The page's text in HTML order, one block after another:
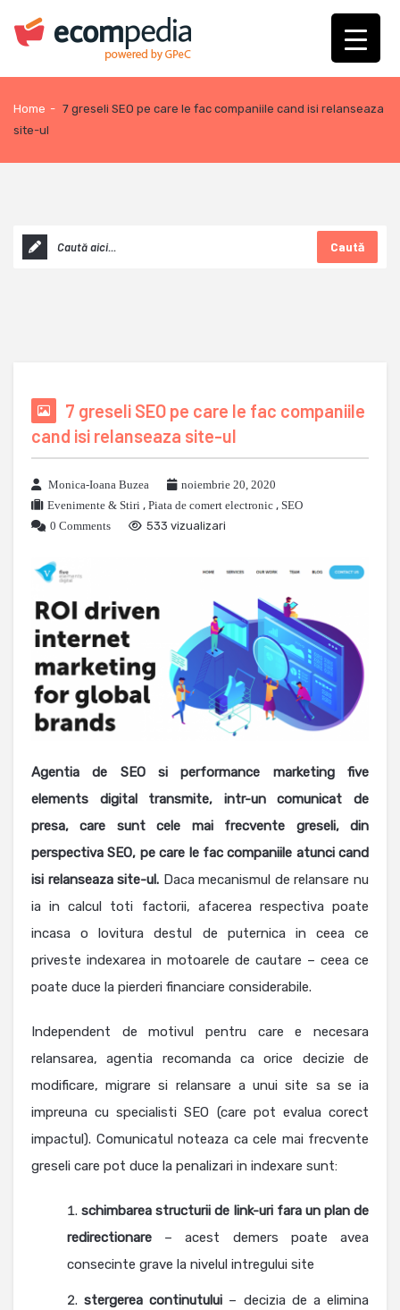
Home - 7 greseli SEO pe care le fac companiile cand isi relanseaza
site-ul
Caută
7 greseli SEO pe care le fac companiile
cand isi relanseaza site-ul
Monica-Ioana Buzea
noiembrie 20, 2020
Evenimente & Stiri , Piata de comert electronic , SEO
0 Comments
533 vizualizari
Agentia de SEO si performance marketing five
elements digital transmite, intr-un comunicat de
presa, care sunt cele mai frecvente greseli, din
perspectiva SEO, pe care le fac companiile atunci cand
isi relanseaza site-ul. Daca mecanismul de relansare nu
ia in calcul toti factorii, afacerea respectiva poate
incasa o lovitura destul de puternica in ceea ce
priveste indexarea in motoarele de cautare – ceea ce
poate duce la pierderi financiare considerabile.
Independent de motivul pentru care e necesara
relansarea, agentia recomanda ca orice decizie de
modificare, migrare si relansare a unui site sa se ia
impreuna cu specialisti SEO (care pot evalua corect
impactul). Comunicatul noteaza ca cele mai frecvente
greseli care pot duce la penalizari in indexare sunt:
schimbarea structurii de link-uri fara un plan de
redirectionare – acest demers poate avea
consecinte grave la nivelul intregului site
stergerea continutului – decizia de a elimina